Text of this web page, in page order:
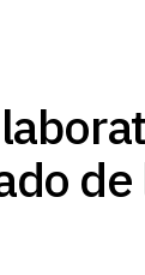
de